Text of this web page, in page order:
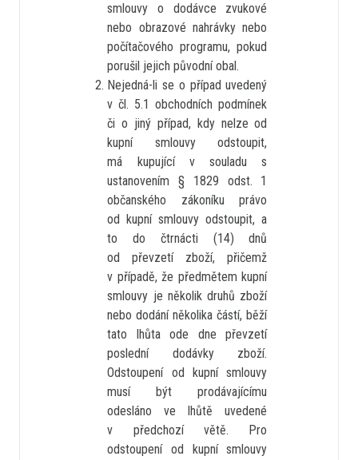
smlouvy o dodávce zvukové
nebo obrazové nahrávky nebo
počítačového programu, pokud
porušil jejich původní obal.
Nejedná-li se o případ uvedený
v čl. 5.1 obchodních podmínek
či o jiný případ, kdy nelze od
kupní smlouvy odstoupit,
má kupující v souladu s
ustanovením § 1829 odst. 1
občanského zákoníku právo
od kupní smlouvy odstoupit, a
to do čtrnácti (14) dnů
od převzetí zboží, přičemž
v případě, že předmětem kupní
smlouvy je několik druhů zboží
nebo dodání několika částí, běží
tato lhůta ode dne převzetí
poslední dodávky zboží.
Odstoupení od kupní smlouvy
musí být prodávajícímu
odesláno ve lhůtě uvedené
v předchozí větě. Pro
odstoupení od kupní smlouvy